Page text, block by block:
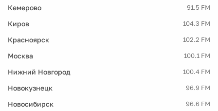
Кемерово 91.5 FM
Киров 104.3 FM
Красноярск 102.2 FM
Москва 100.1 FM
Нижний Новгород 100.4 FM
Новокузнецк 96.9 FM
Новосибирск 96.6 FM